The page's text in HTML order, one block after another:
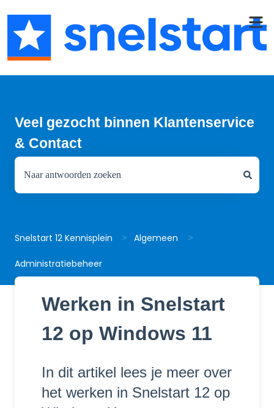
Veel gezocht binnen Klantenservice
& Contact
Snelstart 12 Kennisplein Algemeen
Administratiebeheer
Werken in Snelstart
12 op Windows 11
In dit artikel lees je meer over
het werken in Snelstart 12 op